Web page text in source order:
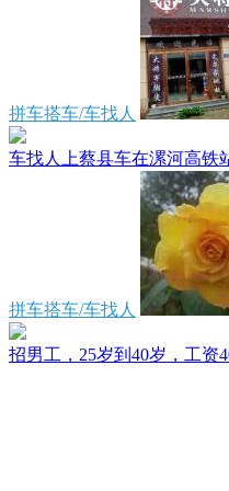
拼车搭车/车找人
车找人上蔡县车在漯河高铁
拼车搭车/车找人
招男工，25岁到40岁，工